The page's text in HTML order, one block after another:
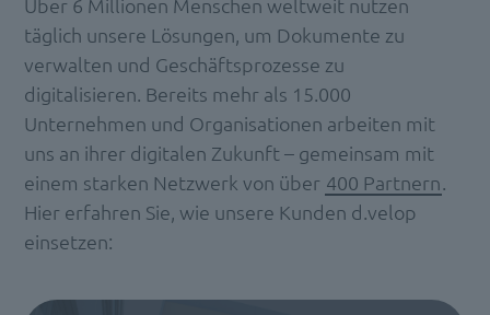
Über 6 Millionen Menschen weltweit nutzen
täglich unsere Lösungen, um Dokumente zu
verwalten und Geschäftsprozesse zu
digitalisieren. Bereits mehr als 15.000
Unternehmen und Organisationen arbeiten mit
uns an ihrer digitalen Zukunft – gemeinsam mit
einem starken Netzwerk von über 400 Partnern.
Hier erfahren Sie, wie unsere Kunden d.velop
einsetzen: